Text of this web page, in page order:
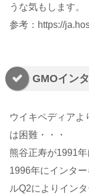
うな気もします。
参考：https://
GMOイン
ウイキペディア
は困難・・・
熊谷正寿が1991
1996年にインタ
ルQ2によりイン